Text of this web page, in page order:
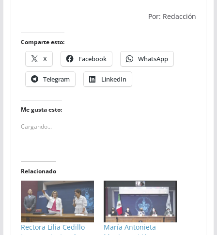
Por: Redacción
Comparte esto:
X Facebook WhatsApp
Telegram LinkedIn
Me gusta esto:
Cargando...
Relacionado
Rectora Lilia Cedillo
María Antonieta